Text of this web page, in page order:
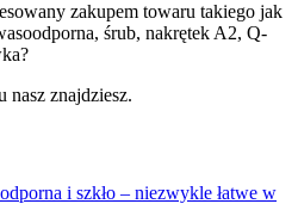
zakupem towaru takiego jak
śrub, nakrętek A2, Q-
nasz znajdziesz.
i szkło – niezwykle łatwe w